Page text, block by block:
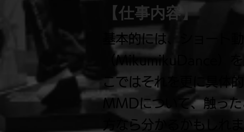
【仕事内容】
基本的には、ショート
（MikumikuDance）を
こではそれを更に具体
MMDについて、触った
方なら分かるかもしれ